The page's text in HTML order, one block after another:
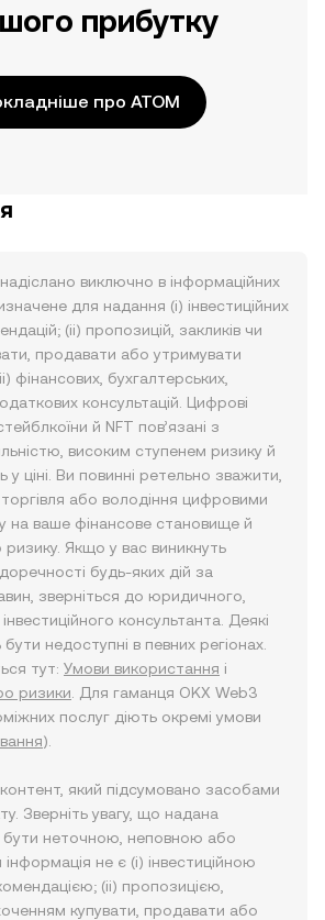
прибутку
про ATOM
виключно в інформаційних
для надання (i) інвестиційних
(ii) пропозицій, закликів чи
продавати або утримувати
фінансових, бухгалтерських,
консультацій. Цифрові
й NFT пов’язані з
високим ступенем ризику й
ціні. Ви повинні ретельно зважити,
або володіння цифровими
на ваше фінансове становище й
ризику. Якщо у вас виникнуть
будь-яких дій за
зверніться до юридичного,
консультанта. Деякі
недоступні в певних регіонах.
тут: Умови використання і
ризики . Для гаманця OKX Web3
послуг діють окремі умови
).
який підсумовано засобами
Зверніть увагу, що надана
бути неточною, неповною або
не є (i) інвестиційною
(ii) пропозицією,
купувати, продавати або